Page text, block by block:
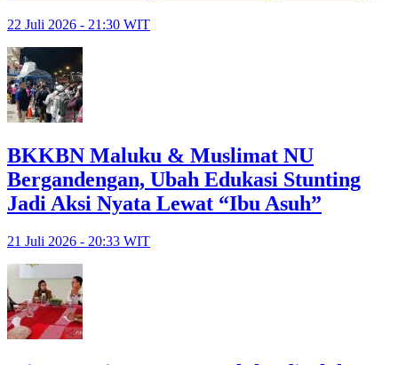
22 Juli 2026 - 21:30 WIT
BKKBN Maluku & Muslimat NU
Bergandengan, Ubah Edukasi Stunting
Jadi Aksi Nyata Lewat “Ibu Asuh”
21 Juli 2026 - 20:33 WIT